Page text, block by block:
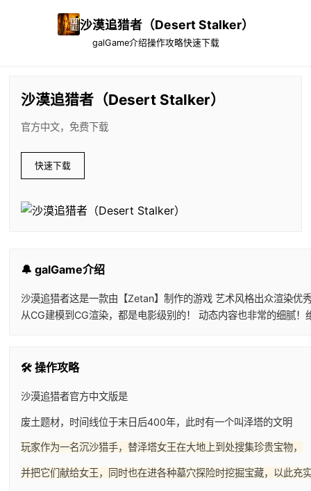
沙漠追猎者（Desert Stalker）
galGame介绍操作攻略快速下载
沙漠追猎者（Desert Stalker）
官方中文，免费下载
快速下载
🔔 galGame介绍
沙漠追猎者这是一款由【Zetan】制作的游戏 艺术风格出众渲染优
从CG建模到CG渲染，都是电影级别的！ 动态内容也非常的细腻
🛠️ 操作攻略
沙漠追猎者官方中文版是
废土题材，时间线位于末日后400年，此时有一个叫泽塔的文明
玩家作为一名沉沙猎手，替泽塔女王在大地上到处搜集珍贵宝物，
并把它们献给女王，同时也在进各种墓穴探险时挖掘宝藏，以此充